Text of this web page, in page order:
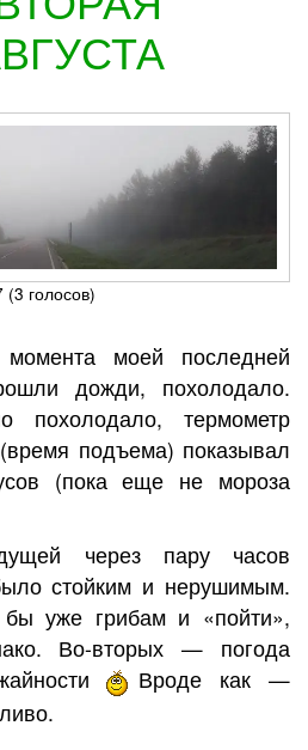
(3 голосов)
моей последней
дожди, похолодало.
термометр
подъема) показывал
(пока еще не мороза
через пару часов
стойким и нерушимым.
уже грибам и «пойти»,
Во-вторых — погода
Вроде как —